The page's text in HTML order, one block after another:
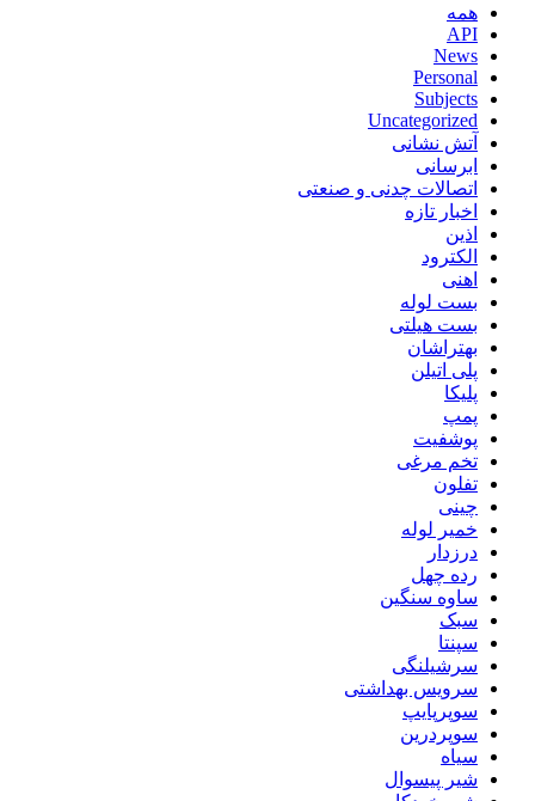
همه
API
News
Personal
Subjects
Uncategorized
آتش نشانی
ابرسانی
اتصالات چدنی و صنعتی
اخبار تازه
اذین
الکترود
اهنی
بست لوله
بست هیلتی
بهتراشان
پلی اتیلن
پلیکا
پمپ
پوشفیت
تخم مرغی
تفلون
چینی
خمیر لوله
درزدار
رده چهل
ساوه سنگین
سبک
سپنتا
سرشیلنگی
سرویس بهداشتی
سوپرپایپ
سوپردرین
سیاه
شیر پیسوال